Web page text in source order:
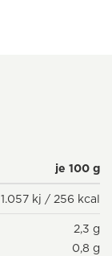
je 100 g
1.057 kj / 256 kcal
2,3 g
0,8 g